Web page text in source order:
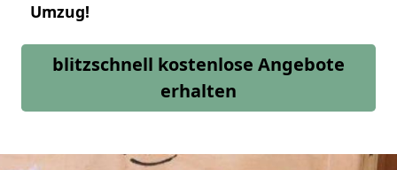
Umzug!
blitzschnell kostenlose Angebote
erhalten